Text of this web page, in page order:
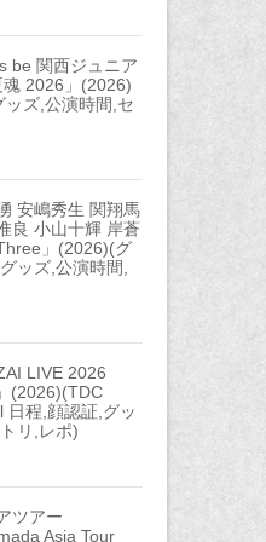
be 関西ジュニア
魂 2026」(2026)
ッズ,公演時間,セ
安嶋秀生 関翔馬
良 小山十輝 岸蒼
」(2026)(グ
ッズ,公演時間,
LIVE 2026
(2026)(TDC
日程,顔認証,グッ
リ,レポ)
ツアー
Asia Tour